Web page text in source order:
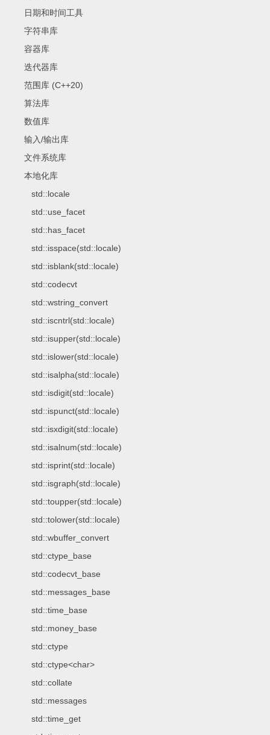
日期和时间工具
字符串库
容器库
迭代器库
范围库 (C++20)
算法库
数值库
输入/输出库
文件系统库
本地化库
std::locale
std::use_facet
std::has_facet
std::isspace(std::locale)
std::isblank(std::locale)
std::codecvt
std::wstring_convert
std::iscntrl(std::locale)
std::isupper(std::locale)
std::islower(std::locale)
std::isalpha(std::locale)
std::isdigit(std::locale)
std::ispunct(std::locale)
std::isxdigit(std::locale)
std::isalnum(std::locale)
std::isprint(std::locale)
std::isgraph(std::locale)
std::toupper(std::locale)
std::tolower(std::locale)
std::wbuffer_convert
std::ctype_base
std::codecvt_base
std::messages_base
std::time_base
std::money_base
std::ctype
std::ctype<char>
std::collate
std::messages
std::time_get